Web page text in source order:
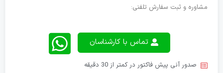
مشاوره و ثبت سفارش تلفنی:
تماس با کارشناسان
صدور آنی پیش فاکتور در کمتر از 30 دقیقه